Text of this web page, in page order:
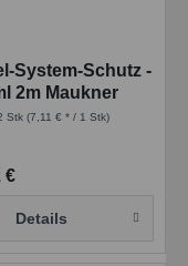
System-Schutz -
2m Maukner
Stk(7,11 € * / 1 Stk)
€
Details